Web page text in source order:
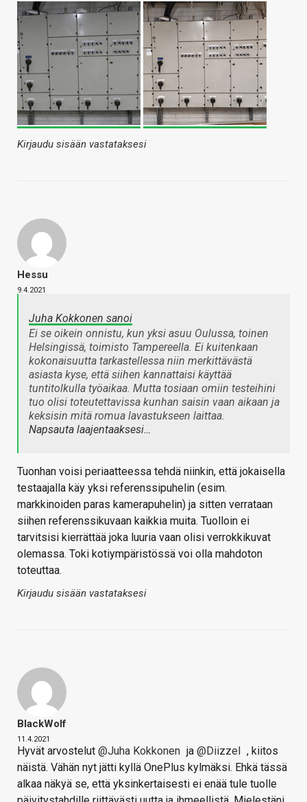
Kirjaudu sisään vastataksesi
Hessu
9.4.2021
Juha Kokkonen sanoi
Ei se oikein onnistu, kun yksi asuu Oulussa, toinen
Helsingissä, toimisto Tampereella. Ei kuitenkaan
kokonaisuutta tarkastellessa niin merkittävästä
asiasta kyse, että siihen kannattaisi käyttää
tuntitolkulla työaikaa. Mutta tosiaan omiin testeihini
tuo olisi toteutettavissa kunhan saisin vaan aikaan ja
keksisin mitä romua lavastukseen laittaa.
Napsauta laajentaaksesi…
Tuonhan voisi periaatteessa tehdä niinkin, että jokaisella
testaajalla käy yksi referenssipuhelin (esim.
markkinoiden paras kamerapuhelin) ja sitten verrataan
siihen referenssikuvaan kaikkia muita. Tuolloin ei
tarvitsisi kierrättää joka luuria vaan olisi verrokkikuvat
olemassa. Toki kotiympäristössä voi olla mahdoton
toteuttaa.
Kirjaudu sisään vastataksesi
BlackWolf
11.4.2021
Hyvät arvostelut @Juha Kokkonen ja @Diizzel
, kiitos
näistä. Vähän nyt jätti kyllä OnePlus kylmäksi. Ehkä tässä
alkaa näkyä se, että yksinkertaisesti ei enää tule tuolle